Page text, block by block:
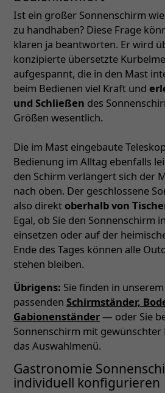
Ist ein großer Sonnenschirm
zu handhaben? Diese Frage
klaren ja beantworten. Er wird
konzipierte übersetzte
aufgespannt, die in den Mast
beim Bedienen viel Kraft und
und Schließen des
Größen wesentlich.
Die im Mast eingebaute
Bedienung im Alltag ebenfalls
den Schirm verlängert sich der
nach oben. Der geschlossene
also direktoberhalb von
Egal, ob Sie den Sonnenschirm
einsetzen oder auf der
Ende des Tages können alle
stehen bleiben.
Übrigens: Sie finden in
passenden Schirmständer,
Gabionenständer— oder Sie
Sonnenschirm mit
das Auswahlmenü.
Gastronomie
individuell konfigurieren